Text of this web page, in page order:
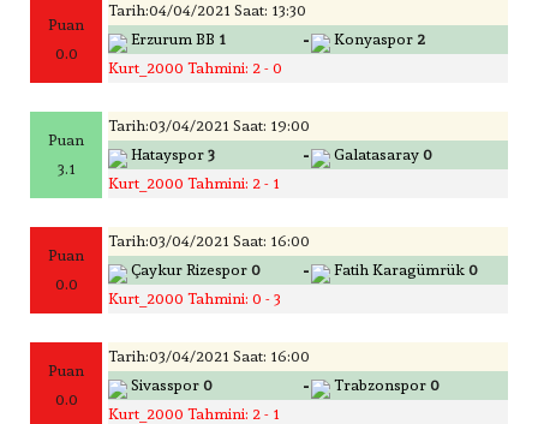
Puan
0.0
Tarih:04/04/2021 Saat: 13:30
Erzurum BB 1 - Konyaspor 2
Kurt_2000 Tahmini: 2 - 0
Puan
3.1
Tarih:03/04/2021 Saat: 19:00
Hatayspor 3 - Galatasaray 0
Kurt_2000 Tahmini: 2 - 1
Puan
0.0
Tarih:03/04/2021 Saat: 16:00
Çaykur Rizespor 0 - Fatih Karagümrük 0
Kurt_2000 Tahmini: 0 - 3
Puan
0.0
Tarih:03/04/2021 Saat: 16:00
Sivasspor 0 - Trabzonspor 0
Kurt_2000 Tahmini: 2 - 1